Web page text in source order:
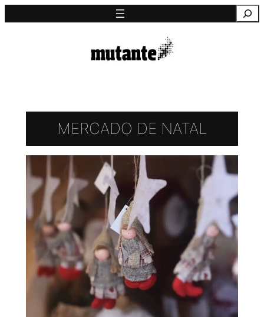
para
MERCADO DE NATAL